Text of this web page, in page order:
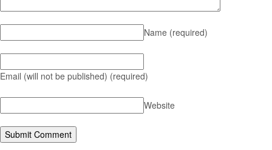
Name (required)
Email (will not be published) (required)
Website